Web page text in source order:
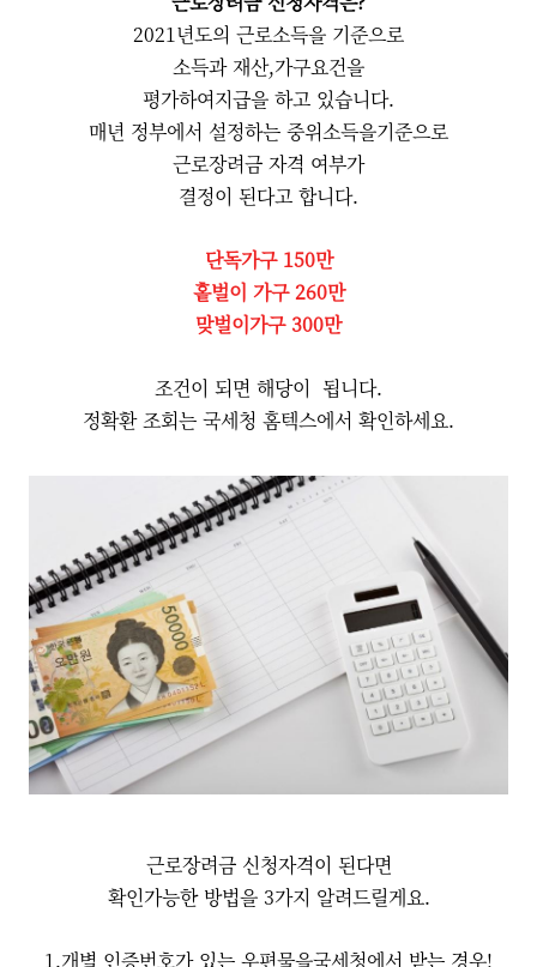
2021년도의 근로소득을 기준으로
소득과 재산,가구요건을
평가하여지급을 하고 있습니다.
매년 정부에서 설정하는 중위소득을기준으로
근로장려금 자격 여부가
결정이 된다고 합니다.
단독가구 150만
홑벌이 가구 260만
맞벌이가구 300만
조건이 되면 해당이 됩니다.
정확환 조회는 국세청 홈텍스에서 확인하세요.
근로장려금 신청자격이 된다면
확인가능한 방법을 3가지 알려드릴게요.
1.개별 인증번호가 있는 우편물을국세청에서 받는 경우!